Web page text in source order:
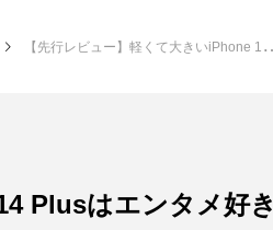
【先行レビュー】軽くて大きいiPhone 14 Plusはエンタメ好きに最適！
Plusはエンタメ好き